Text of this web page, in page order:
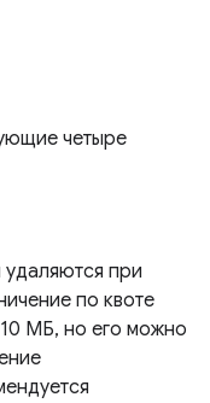
четыре
при
по квоте
МБ, но его можно